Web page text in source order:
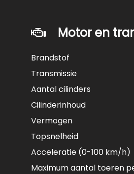
Motor en
Brandstof
Transmissie
Aantal cilinders
Cilinderinhoud
Vermogen
Topsnelheid
Acceleratie (0-100 km/h)
Maximum aantal toeren